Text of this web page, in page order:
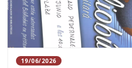
19/06/2026